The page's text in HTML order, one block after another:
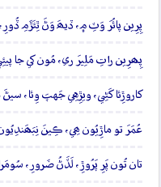
پِرِين پائُرَ وَٽِ ۾، ڏيھَ وَڻَ ٿِئَڙَمِ
پِھرِين راتِ مَلِيرَ ري، مُون کي جا
کاروڙِئا کَڻِي، ويڙِهِي جَهپَ وِئا،
عُمَرَ تو ماڙِيُون ھِي، ڪِينَ
تان تُون پَرِ پَرُوڙِ، لَڏَڻُ ضَرورِ،